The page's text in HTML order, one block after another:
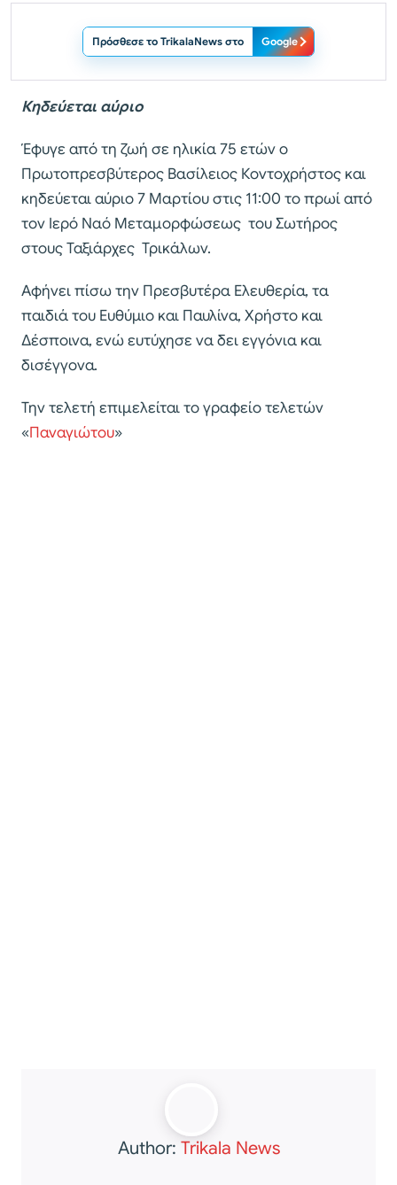
Πρόσθεσε το TrikalaNews στο Google
Κηδεύεται αύριο
Έφυγε από τη ζωή σε ηλικία 75 ετών ο
Πρωτοπρεσβύτερος Βασίλειος Κοντοχρήστος και
κηδεύεται αύριο 7 Μαρτίου στις 11:00 το πρωί από
τον Ιερό Ναό Μεταμορφώσεως του Σωτήρος
στους Ταξιάρχες Τρικάλων.
Αφήνει πίσω την Πρεσβυτέρα Ελευθερία, τα
παιδιά του Ευθύμιο και Παυλίνα, Χρήστο και
Δέσποινα, ενώ ευτύχησε να δει εγγόνια και
δισέγγονα.
Την τελετή επιμελείται το γραφείο τελετών
«Παναγιώτου»
Author: Trikala News